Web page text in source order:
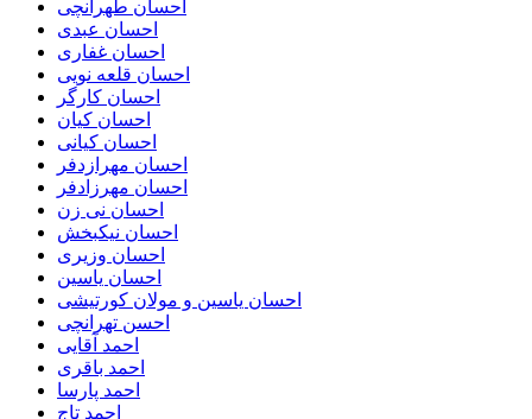
احسان طهرانچی
احسان عبدی
احسان غفاری
احسان قلعه نویی
احسان کارگر
احسان کیان
احسان کیانی
احسان مهرازدفر
احسان مهرزادفر
احسان نی زن
احسان نیکبخش
احسان وزیری
احسان یاسین
احسان یاسین و مولان کورتیشی
احسن تهرانچی
احمد آقایی
احمد باقری
احمد پارسا
احمد تاج